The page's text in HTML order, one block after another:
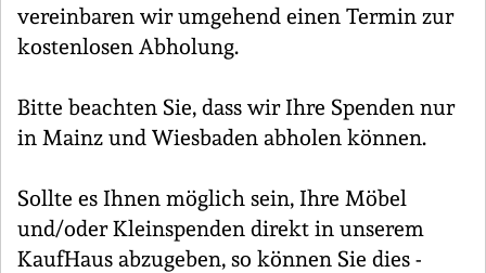
vereinbaren wir umgehend einen Termin zur
kostenlosen Abholung.
Bitte beachten Sie, dass wir Ihre Spenden nur
in Mainz und Wiesbaden abholen können.
Sollte es Ihnen möglich sein, Ihre Möbel
und/oder Kleinspenden direkt in unserem
KaufHaus abzugeben, so können Sie dies -